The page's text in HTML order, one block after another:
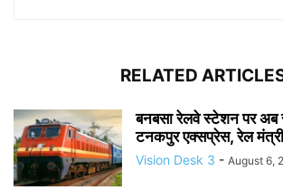
RELATED
बनबसा रेलवे स्टेशन पर
टनकपुर एक्सप्रेस, रेल
Vision Desk 3 - August 6,